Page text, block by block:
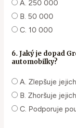
A. 250 000
B. 50 000
C. 10 000
6. Jaký je dopad
automobilky?
A. Zlepšuje
B. Zhoršuje
C. Podporuje